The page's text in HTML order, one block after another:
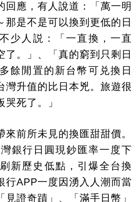
回應，有人說道：「萬一明
那是不是可以換到更低的日
少人説：「一直換，一直
了。」、「真的窮到只剩日
餘閒置的新台幣可兑換日
灣升值的比日本兇。旅遊很
死了。」
來前所未見的換匯甜甜價。
銀行日圓現鈔匯率一度下
新歷史低點，引爆全台換
行APP一度因湧入人潮而當
見證奇蹟」、「滿手日幣」